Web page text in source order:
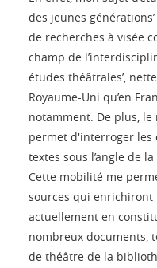
des jeunes
de recherches à visée
champ de
études théâtrales’,
Royaume-Uni qu’en
notamment. De plus, le
permet d'interroger les
textes sous l’angle de
Cette mobilité me
sources qui
actuellement en
nombreux documents,
de théâtre de la